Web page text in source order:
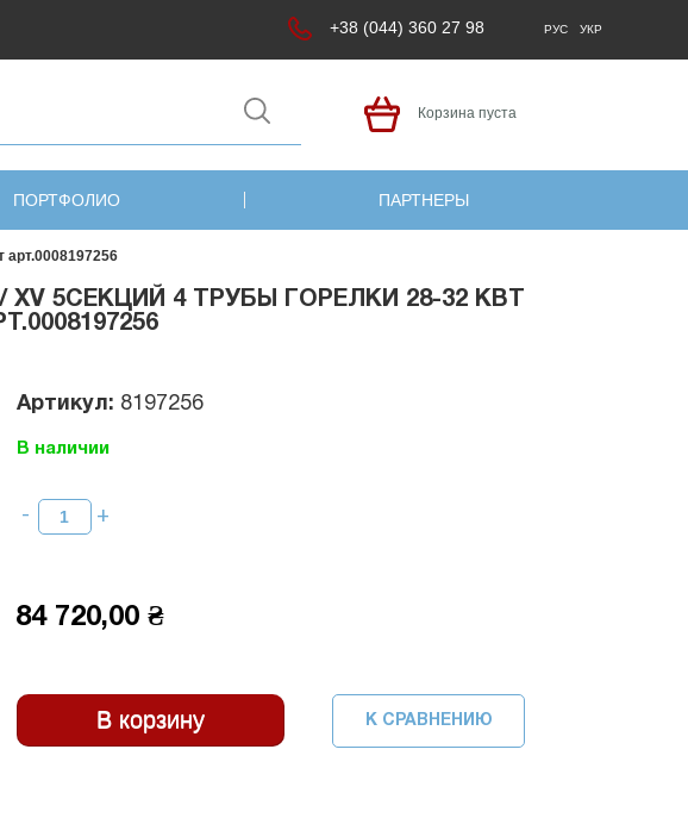
+38 (044) 360 27 98 РУС УКР
Корзина пуста
ПОРТФОЛИО ПАРТНЕРЫ
арт.0008197256
5СЕКЦИЙ 4 ТРУБЫ ГОРЕЛКИ 28-32 КВТ
Артикул: 8197256
84 720,00 ₴
К СРАВНЕНИЮ
В наличии